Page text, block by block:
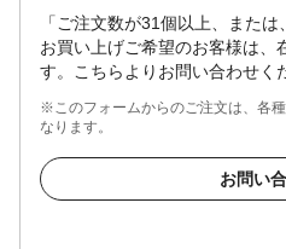
「ご注文数が31個以上、また
お買い上げご希望のお客様は、
す。こちらよりお問い合わせく
※このフォームからのご注文は、各
なります。
お問い